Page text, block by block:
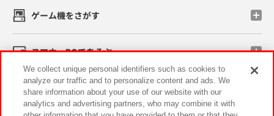
ゲーム機をさがす
スマホ・PCであそぶ
イベント・キャンペーン
We collect unique personal identifiers such as cookies to
analyze our traffic and to personalize content and ads. We
share information about your use of our website with our
analytics and advertising partners, who may combine it with